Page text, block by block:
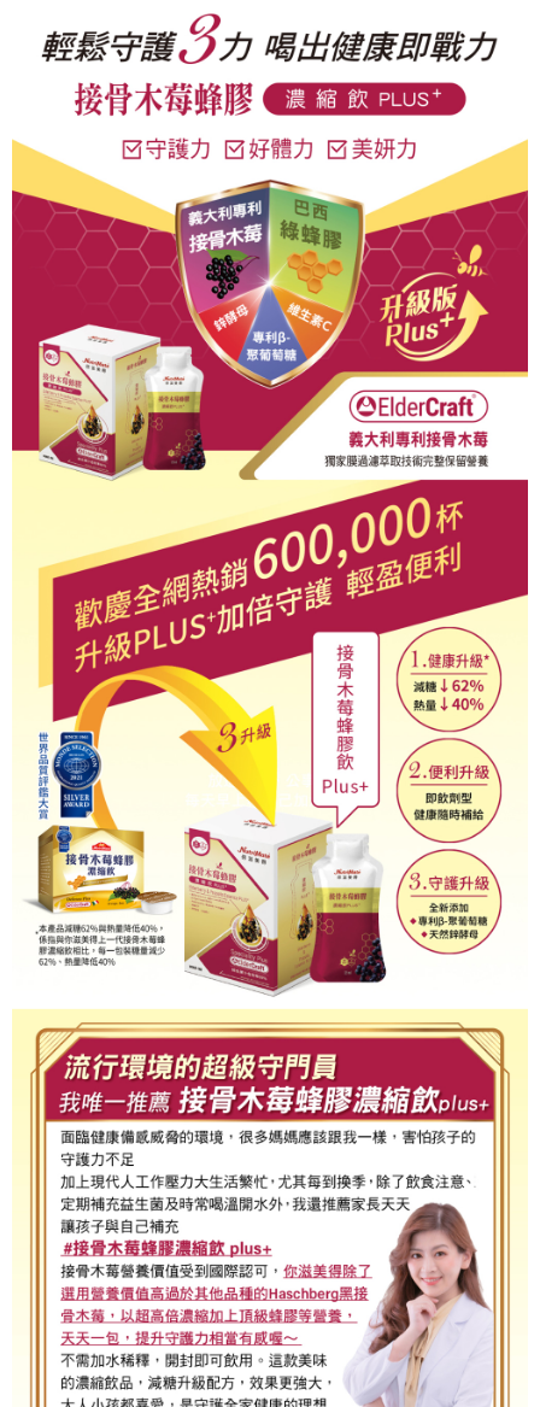
資料（包含姓名、電話或地址）提供予台灣大哥大進項蒐集、處理及利用，
由本公司與您本人進行分期帳單所需資料之確認、核對及更正。
3.完整用戶服務條款，請詳閱以下連結：https://oppay.tw/userRule
※ 交易是否成功請以「AFTEE先享後付 」之結帳頁面顯示為準，若有關於
是否繳費成功／繳費後需取消欲退款等相關疑問，請聯繫「AFTEE先享後付
客戶支援中心」https://netprotections.freshdesk.com/support/home
【注意事項】
１．透過由恩沛科技股份有限公司提供之「AFTEE先享後付」服務完成之交
易，需依本服務之必要範圍內提供個人資料，並將交易相關給付款項請求債
權轉讓予恩沛科技股份有限公司。
２．關於個人資料處理事宜，請瀏覽以下網址：
https://aftee.tw/terms/#terms3
３．未成年的使用者請事先徵得法定代理人或監護人之同意方可使用
「AFTEE先享後付」，若未經同意申辦者引起之損失，本公司不負相關責
４．使用「AFTEE先享後付」時，將依據個別帳號之用戶狀況，依本公司即
時審查核予不同之上限額度；若仍有額度不足之情形，本公司將視審查結果
請求用戶進行身份認證。
５．嚴禁一人註冊多個帳號或使用他人資訊註冊。若發現惡意使用之情形，
恩沛科技股份有限公司將有權停止該用戶之使用額度並採取法律行動。
每筆NT$60，滿NT$1,000(含以上)免運費
付款後萊爾富取貨
每筆NT$60，滿NT$1,000(含以上)免運費
7-11取貨付款
每筆NT$60，滿NT$699(含以上)免運費
付款後7-11取貨
每筆NT$60，滿NT$699(含以上)免運費
每筆NT$120，滿NT$1,000(含以上)免運費
宅配-離島
每筆NT$120，滿NT$1,000(含以上)免運費